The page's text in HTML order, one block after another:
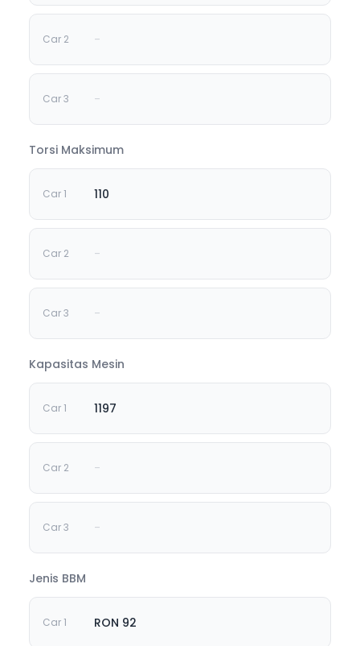
-
-
Torsi Maksimum
110
-
-
Kapasitas Mesin
1197
-
-
Jenis BBM
RON 92